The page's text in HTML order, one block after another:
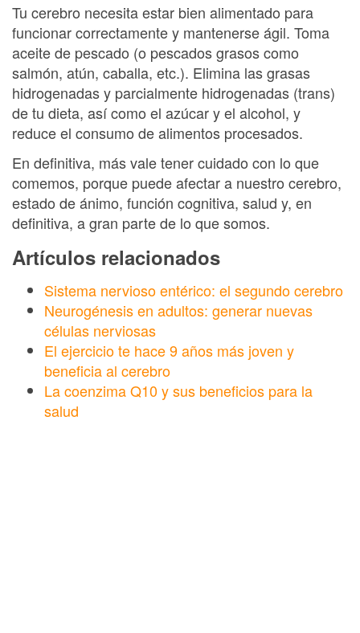
Tu cerebro necesita estar bien alimentado para
funcionar correctamente y mantenerse ágil. Toma
aceite de pescado (o pescados grasos como
salmón, atún, caballa, etc.). Elimina las grasas
hidrogenadas y parcialmente hidrogenadas (trans)
de tu dieta, así como el azúcar y el alcohol, y
reduce el consumo de alimentos procesados.
En definitiva, más vale tener cuidado con lo que
comemos, porque puede afectar a nuestro cerebro,
estado de ánimo, función cognitiva, salud y, en
definitiva, a gran parte de lo que somos.
Artículos relacionados
Sistema nervioso entérico: el segundo cerebro
Neurogénesis en adultos: generar nuevas
células nerviosas
El ejercicio te hace 9 años más joven y
beneficia al cerebro
La coenzima Q10 y sus beneficios para la
salud